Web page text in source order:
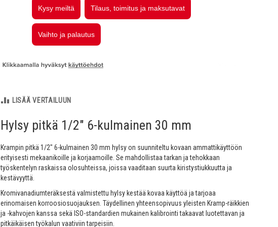
LISÄÄ VERTAILUUN
Hylsy pitkä 1/2" 6-kulmainen 30 mm
Krampin pitkä 1/2" 6-kulmainen 30 mm hylsy on suunniteltu kovaan ammattikäyttöön
erityisesti mekaanikoille ja korjaamoille. Se mahdollistaa tarkan ja tehokkaan
työskentelyn raskaissa olosuhteissa, joissa vaaditaan suurta kiristystiukkuutta ja
kestävyyttä.
Kromivanadiumteräksestä valmistettu hylsy kestää kovaa käyttöä ja tarjoaa
erinomaisen korroosiosuojauksen. Täydellinen yhteensopivuus yleisten Kramp-räikkien
ja -kahvojen kanssa sekä ISO-standardien mukainen kalibrointi takaavat luotettavan ja
pitkäikäisen työkalun vaativiin tarpeisiin.